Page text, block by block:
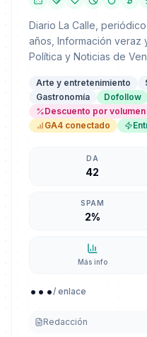
Diario La Calle,
años, Información veraz
Política y Noticias de
Arte y entretenimiento
Gastronomía
Dofollow
Descuento por volumen
GA4 conectado
DA
42
SPAM
2%
Más info
.../ enlace
Redacción